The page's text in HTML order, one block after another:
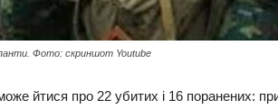
Фото: скриншот Youtube
йтися про 22 убитих і 16 поранених: